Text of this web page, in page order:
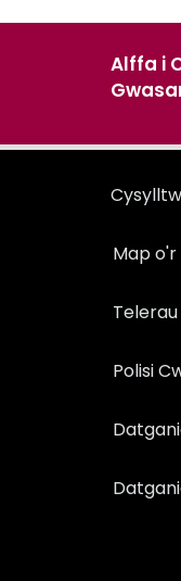
Alffa i
Map
Polisi